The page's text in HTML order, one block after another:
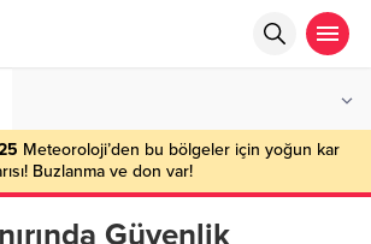
Meteoroloji’den bu bölgeler için yoğun kar
Buzlanma ve don var!
Güvenlik